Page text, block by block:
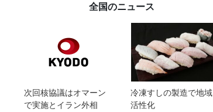
全国のニュース
次回核協議はオマーン
で実施とイラン外相
冷凍すしの製造で地域
活性化